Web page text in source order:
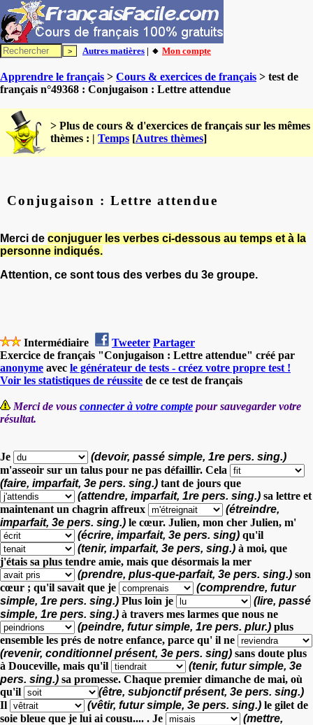
Autres matières | 🔸 Mon compte
Apprendre le français > Cours & exercices de français > test de
français n°49368 : Conjugaison : Lettre attendue
> Plus de cours & d'exercices de français sur les mêmes
thèmes : | Temps [Autres thèmes]
Conjugaison : Lettre attendue
Merci de conjuguer les verbes ci-dessous au temps et à la
personne indiqués.
Attention, ce sont tous des verbes du 3e groupe.
Intermédiaire Tweeter Partager
Exercice de français "Conjugaison : Lettre attendue" créé par
anonyme avec le générateur de tests - créez votre propre test !
Voir les statistiques de réussite de ce test de français
Merci de vous connecter à votre compte pour sauvegarder votre
résultat.
Je
(devoir, passé simple, 1re pers. sing.)
m'asseoir sur un talus pour ne pas défaillir. Cela
(faire, imparfait, 3e pers. sing.) tant de jours que
(attendre, imparfait, 1re pers. sing.) sa lettre et
maintenant un chagrin affreux
(étreindre,
imparfait, 3e pers. sing.) le cœur. Julien, mon cher Julien, m'
(écrire, imparfait, 3e pers. sing) qu'il
(tenir, imparfait, 3e pers, sing.) à moi, que
j'étais sa plus tendre amie, mais que désormais la mer
(prendre, plus-que-parfait, 3e pers. sing.) son
cœur ; qu'il savait que je
(comprendre, futur
simple, 1re pers. sing.) Plus loin je
(lire, passé
simple, 1re pers. sing.) à travers mes larmes que nous ne
(peindre, futur simple, 1re pers. plur.) plus
ensemble les prés de notre enfance, parce qu' il ne
(revenir, conditionnel présent, 3e pers. sing) sans doute plus
à Douceville, mais qu'il
(tenir, futur simple, 3e
pers. sing.) sa promesse. Chaque premier dimanche de mai, où
qu'il
(être, subjonctif présent, 3e pers. sing.)
Il
(vêtir, futur simple, 3e pers. sing.) le gilet de
soie bleue que je lui ai cousu.... . Je
(mettre,